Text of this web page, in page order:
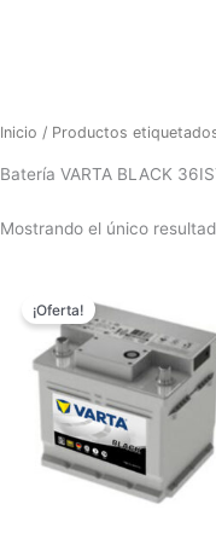
Inicio / Productos
Batería VARTA BLACK
Mostrando el único
¡Oferta!
precio
original
era:
$439,000.00.
es: